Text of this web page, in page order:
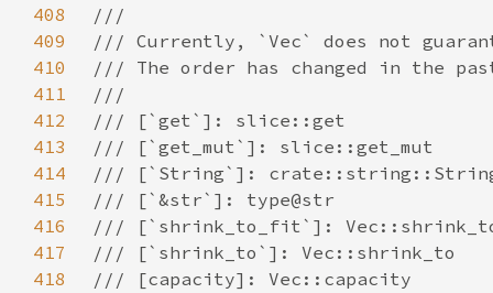
408
409
410
411
412
413
414
415
416
417
418